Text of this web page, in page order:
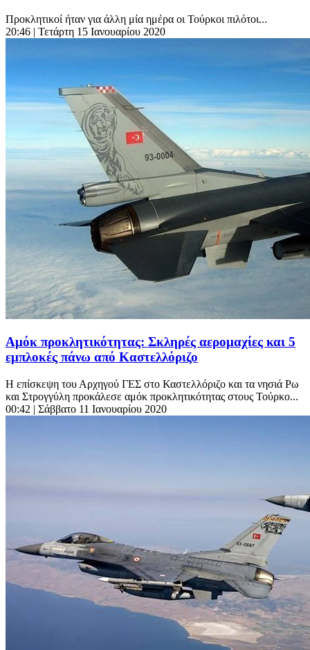
Προκλητικοί ήταν για άλλη μία ημέρα οι Τούρκοι πιλότοι...
20:46 | Τετάρτη 15 Ιανουαρίου 2020
Αμόκ προκλητικότητας: Σκληρές αερομαχίες και 5
εμπλοκές πάνω από Καστελλόριζο
Η επίσκεψη του Αρχηγού ΓΕΣ στο Καστελλόριζο και τα νησιά Ρω
και Στρογγύλη προκάλεσε αμόκ προκλητικότητας στους Τούρκο...
00:42 | Σάββατο 11 Ιανουαρίου 2020